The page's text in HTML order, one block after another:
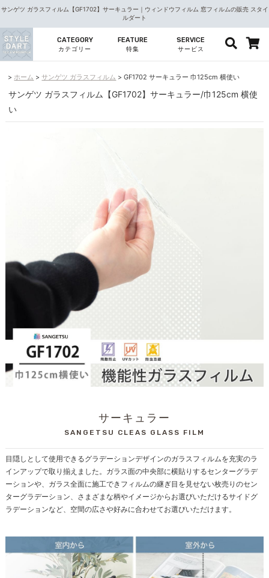
サンゲツ ガラスフィルム【GF1702】サーキュラー｜ウィンドウフィルム 窓フィルムの販売 スタイ
ルダート
CATEGORY
カテゴリー
FEATURE
特集
SERVICE
サービス
ホーム サンゲツ ガラスフィルム GF1702 サーキュラー 巾125cm 横使い
サンゲツ ガラスフィルム【GF1702】サーキュラー/巾125cm 横使
い
サーキュラー
SANGETSU CLEAS GLASS FILM
目隠しとして使用できるグラデーションデザインのガラスフィルムを充実のラ
インアップで取り揃えました。ガラス面の中央部に横貼りするセンターグラデ
ーションや、ガラス全面に施工できフィルムの継ぎ目を見せない枚売りのセン
ターグラデーション、さまざまな柄やイメージからお選びいただけるサイドグ
ラデーションなど、空間の広さや好みに合わせてお選びいただけます。